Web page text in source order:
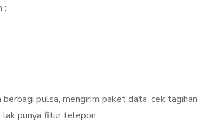
:
pulsa, mengirim paket data, cek tagihan
punya fitur telepon.